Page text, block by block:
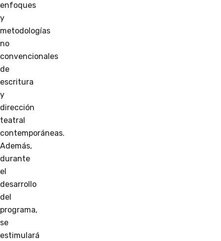
enfoques
y
metodologías
no
convencionales
de
escritura
y
dirección
teatral
contemporáneas.
Además,
durante
el
desarrollo
del
programa,
se
estimulará